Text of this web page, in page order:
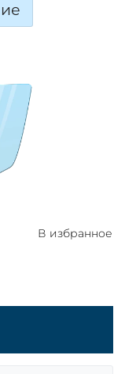
В избранное